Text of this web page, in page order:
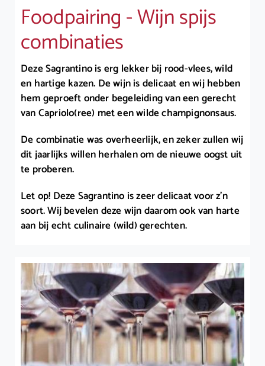
Foodpairing - Wijn spijs
combinaties
Deze Sagrantino is erg lekker bij rood-vlees, wild
en hartige kazen. De wijn is delicaat en wij hebben
hem geproeft onder begeleiding van een gerecht
van Capriolo(ree) met een wilde champignonsaus.
De combinatie was overheerlijk, en zeker zullen wij
dit jaarlijks willen herhalen om de nieuwe oogst uit
te proberen.
Let op! Deze Sagrantino is zeer delicaat voor z’n
soort. Wij bevelen deze wijn daarom ook van harte
aan bij echt culinaire (wild) gerechten.